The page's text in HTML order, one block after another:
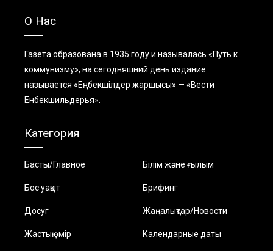
О Нас
Газета образована в 1935 году и называлась «Путь к
коммунизму», на сегодняшний день издание
называется «Еңбекшiлдер жаршысы» — «Вести
Енбекшильдерья».
Категория
Басты/Главное Білім және ғылым
Бос уақыт Брифинг
Досуг Жаңалықтар/Новости
Жастық өмір Календарные даты